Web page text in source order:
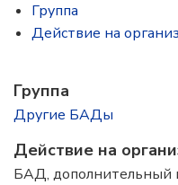
Группа
Действие на
Группа
Другие БАДы
Действие на
БАД, дополнительный